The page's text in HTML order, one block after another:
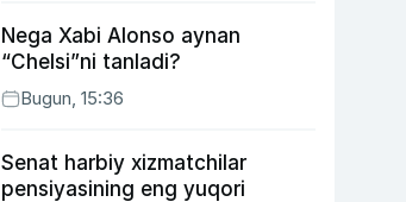
Nega Xabi Alonso aynan
“Chelsi”ni tanladi?
Bugun, 15:36
Senat harbiy xizmatchilar
pensiyasining eng yuqori